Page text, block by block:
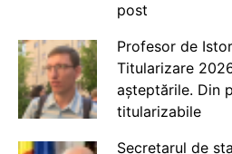
post
Profesor de
Titularizare
așteptările. Din
titularizabile
Secretarul de